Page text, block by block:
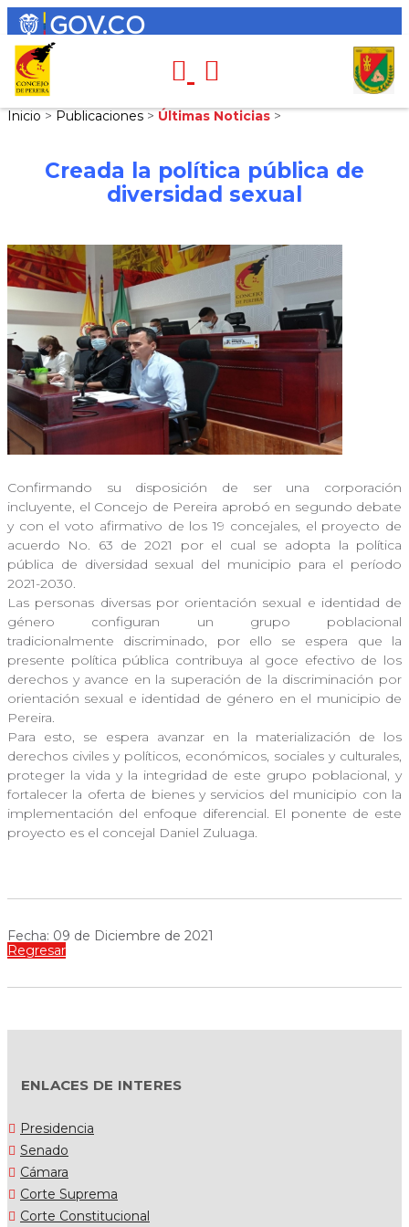
Inicio > Publicaciones > Últimas Noticias >
Creada la política pública de
diversidad sexual
Confirmando su disposición de ser una corporación
incluyente, el Concejo de Pereira aprobó en segundo debate
y con el voto afirmativo de los 19 concejales, el proyecto de
acuerdo No. 63 de 2021 por el cual se adopta la política
pública de diversidad sexual del municipio para el período
2021-2030.
Las personas diversas por orientación sexual e identidad de
género configuran un grupo poblacional
tradicionalmente discriminado, por ello se espera que la
presente política pública contribuya al goce efectivo de los
derechos y avance en la superación de la discriminación por
orientación sexual e identidad de género en el municipio de
Pereira.
Para esto, se espera avanzar en la materialización de los
derechos civiles y políticos, económicos, sociales y culturales,
proteger la vida y la integridad de este grupo poblacional, y
fortalecer la oferta de bienes y servicios del municipio con la
implementación del enfoque diferencial. El ponente de este
proyecto es el concejal Daniel Zuluaga.
Fecha: 09 de Diciembre de 2021
Regresar
ENLACES DE INTERES
Presidencia
Senado
Cámara
Corte Suprema
Corte Constitucional